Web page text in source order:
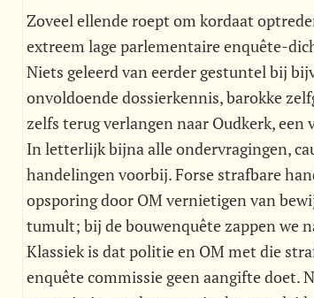
Zoveel ellende roept om kordaat
extreem lage parlementaire enquête-
Niets geleerd van eerder gestuntel bij
onvoldoende dossierkennis, barokke
zelfs terug verlangen naar Oudkerk,
In letterlijk bijna alle ondervragingen,
handelingen voorbij. Forse strafbare
opsporing door OM vernietigen van
tumult; bij de bouwenquête zappen we
Klassiek is dat politie en OM met die
enquête commissie geen aangifte doet.